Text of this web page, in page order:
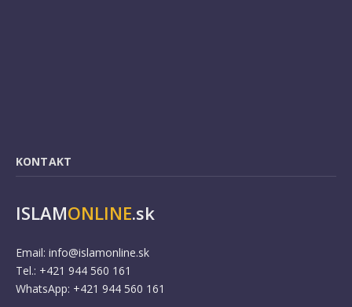
KONTAKT
ISLAMONLINE.sk
Email: info@islamonline.sk
Tel.: +421 944 560 161
WhatsApp: +421 944 560 161